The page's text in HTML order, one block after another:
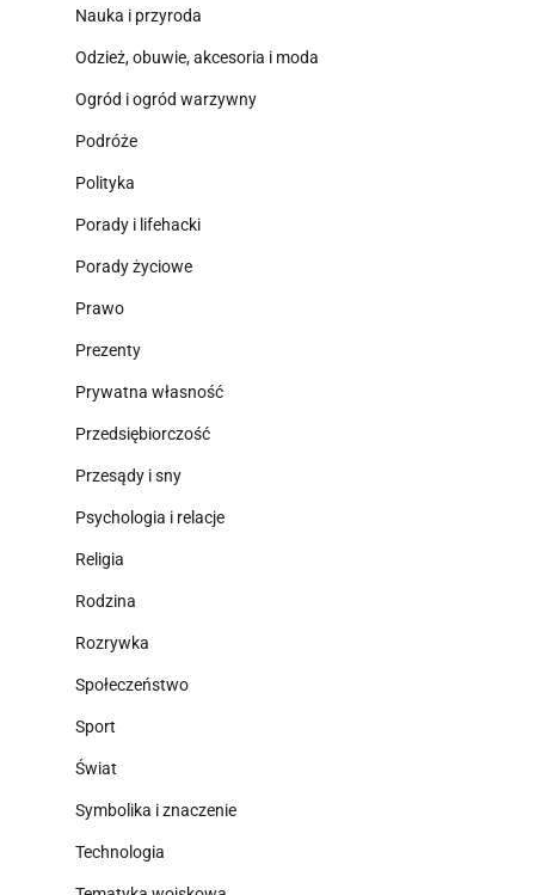
Nauka i przyroda
Odzież, obuwie, akcesoria i moda
Ogród i ogród warzywny
Podróże
Polityka
Porady i lifehacki
Porady życiowe
Prawo
Prezenty
Prywatna własność
Przedsiębiorczość
Przesądy i sny
Psychologia i relacje
Religia
Rodzina
Rozrywka
Społeczeństwo
Sport
Świat
Symbolika i znaczenie
Technologia